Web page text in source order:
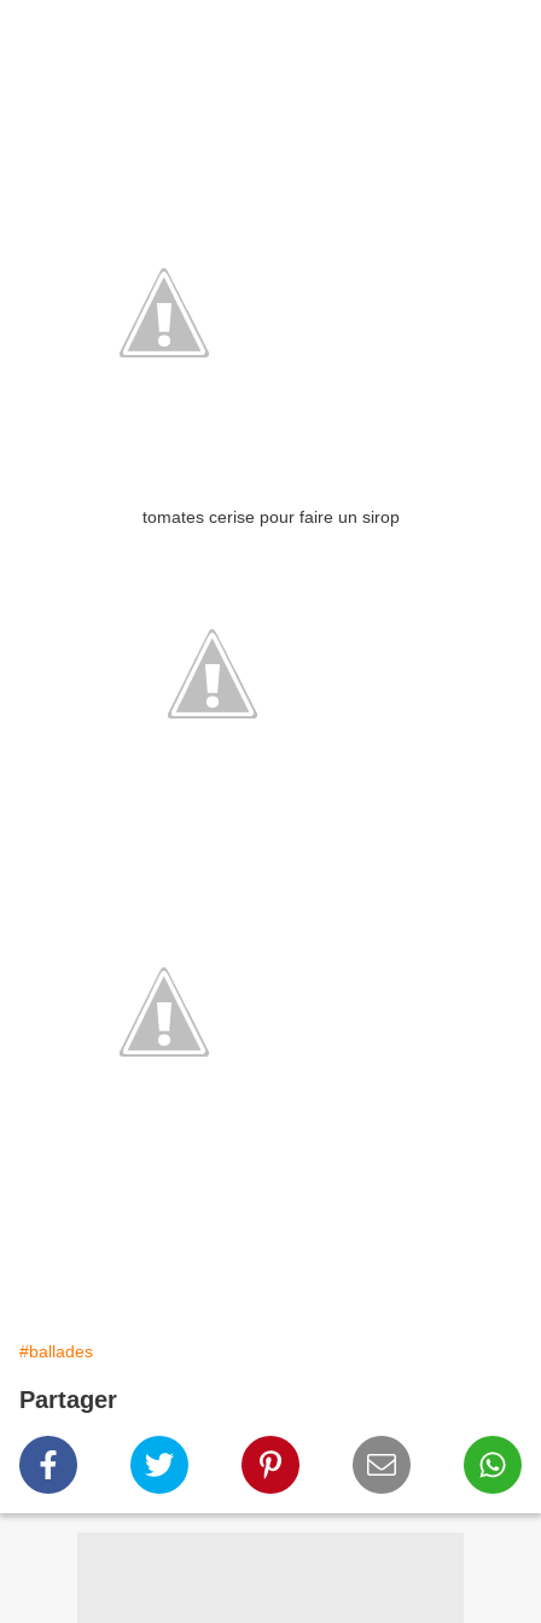
tomates cerise pour faire un sirop
#ballades
Partager